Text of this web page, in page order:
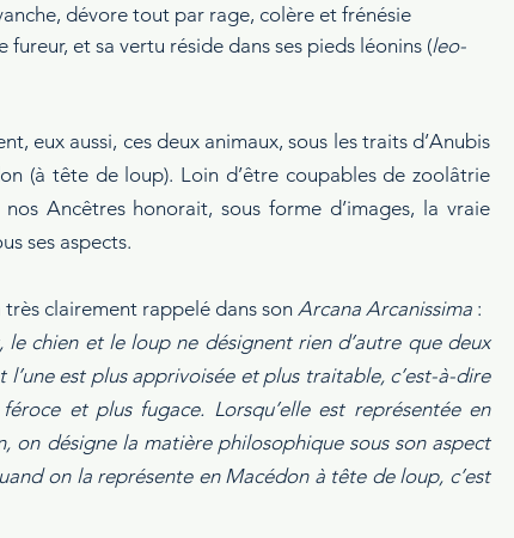
dévore tout par rage, colère et frénésie
fureur, et sa vertu réside dans ses pieds léonins (leo-
eux aussi, ces deux animaux, sous les traits d’Anubis
(à tête de loup). Loin d’être coupables de zoolâtrie
Ancêtres honorait, sous forme d’images, la vraie
ses aspects.
clairement rappelé dans son Arcana Arcanissima :
chien et le loup ne désignent rien d’autre que deux
est plus apprivoisée et plus traitable, c’est-à-dire
et plus fugace. Lorsqu’elle est représentée en
on désigne la matière philosophique sous son aspect
on la représente en Macédon à tête de loup, c’est